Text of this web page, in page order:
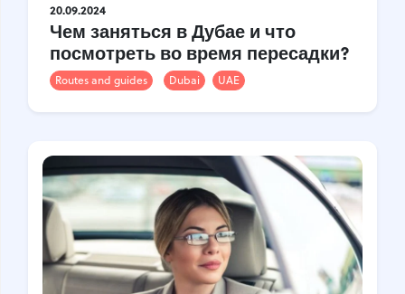
20.09.2024
Чем заняться в Дубае и что
посмотреть во время пересадки?
Routes and guides Dubai UAE